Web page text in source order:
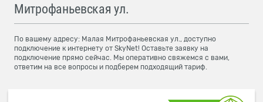
Митрофаньевская ул.
По вашему адресу: Малая Митрофаньевская ул., доступно
подключение к интернету от SkyNet! Оставьте заявку на
подключение прямо сейчас. Мы оперативно свяжемся с вами,
ответим на все вопросы и подберем подходящий тариф.